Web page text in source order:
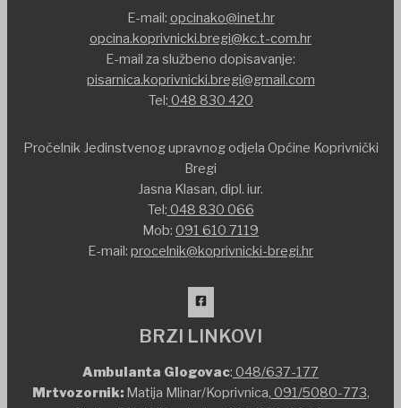
E-mail: opcinako@inet.hr
opcina.koprivnicki.bregi@kc.t-com.hr
E-mail za službeno dopisavanje:
pisarnica.koprivnicki.bregi@gmail.com
Tel: 048 830 420
Pročelnik Jedinstvenog upravnog odjela Općine Koprivnički
Bregi
Jasna Klasan, dipl. iur.
Tel: 048 830 066
Mob: 091 610 7119
E-mail: procelnik@koprivnicki-bregi.hr
BRZI LINKOVI
Ambulanta Glogovac: 048/637-177
Mrtvozornik:Matija Mlinar/Koprivnica, 091/5080-773,